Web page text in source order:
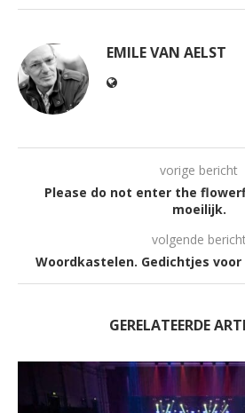
EMILE VAN AELST
vorige bericht
Please do not enter the
moeilijk.
volgende
Woordkastelen. Gedichtjes
GERELATEERDE